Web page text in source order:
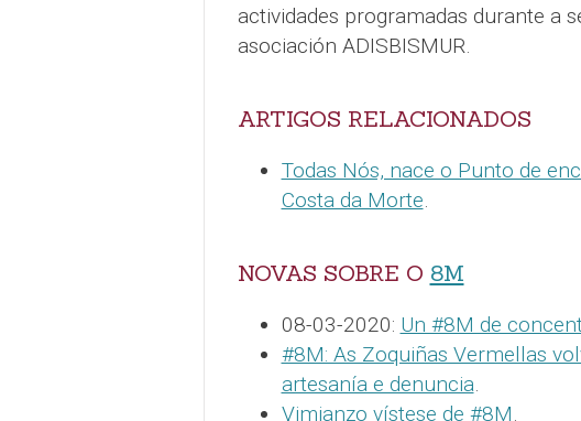
actividades programadas durante a
asociación ADISBISMUR.
ARTIGOS RELACIONADOS
Todas Nós, nace o Punto de
Costa da Morte.
NOVAS SOBRE O 8M
08-03-2020: Un #8M de
#8M: As Zoquiñas Vermellas
artesanía e denuncia.
Vimianzo vístese de #8M.